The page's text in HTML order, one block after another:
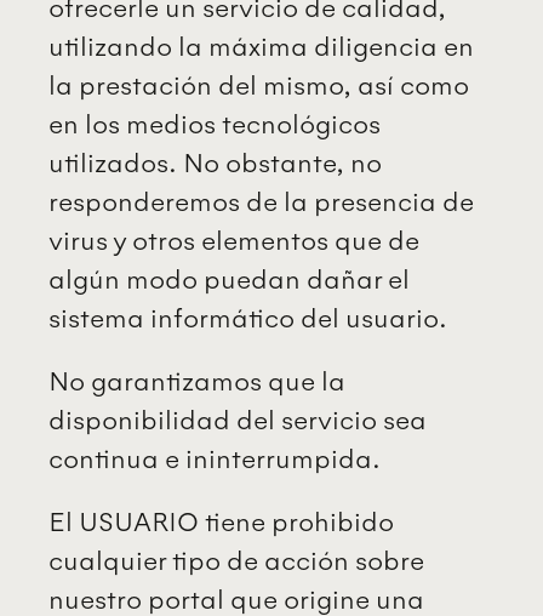
utilizando la máxima diligencia en
la prestación del mismo, así como
en los medios tecnológicos
utilizados. No obstante, no
responderemos de la presencia de
virus y otros elementos que de
algún modo puedan dañar el
sistema informático del usuario.
No garantizamos que la
disponibilidad del servicio sea
continua e ininterrumpida.
El USUARIO tiene prohibido
cualquier tipo de acción sobre
nuestro portal que origine una